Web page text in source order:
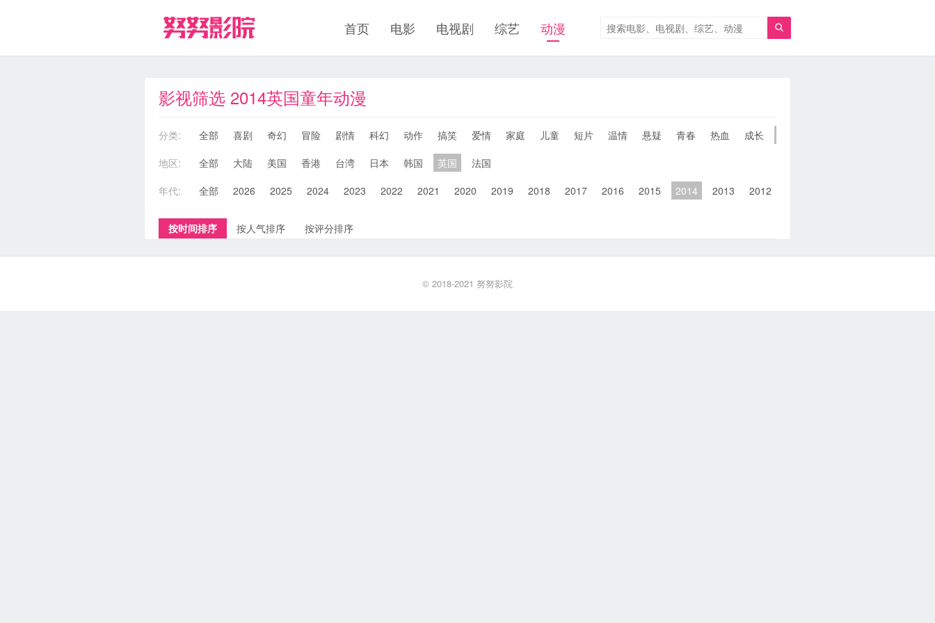

首页 电影 电视剧 综艺 动漫
影视筛选 2014英国童年动漫
分类: 全部 喜剧 奇幻 冒险 剧情 科幻 动作 搞笑 爱情 家庭 儿童 短片 温情 悬疑 青春 热血 成长
地区:
全部 大陆 美国 香港 台湾 日本 韩国 英国
法国
年代:
全部 2026 2025 2024 2023 2022 2021 2020 2019 2018 2017 2016 2015 2014 2013 2012
按时间排序 按人气排序 按评分排序
© 2018-2021 努努影院